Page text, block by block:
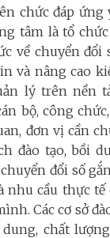
chức đáp ứng
tâm là tổ
về chuyển đổi
và nâng cao
lý trên nền
bộ, công
đơn vị cần
đào tạo, bồi
đổi số
nhu cầu thực tế
Các cơ sở
chất